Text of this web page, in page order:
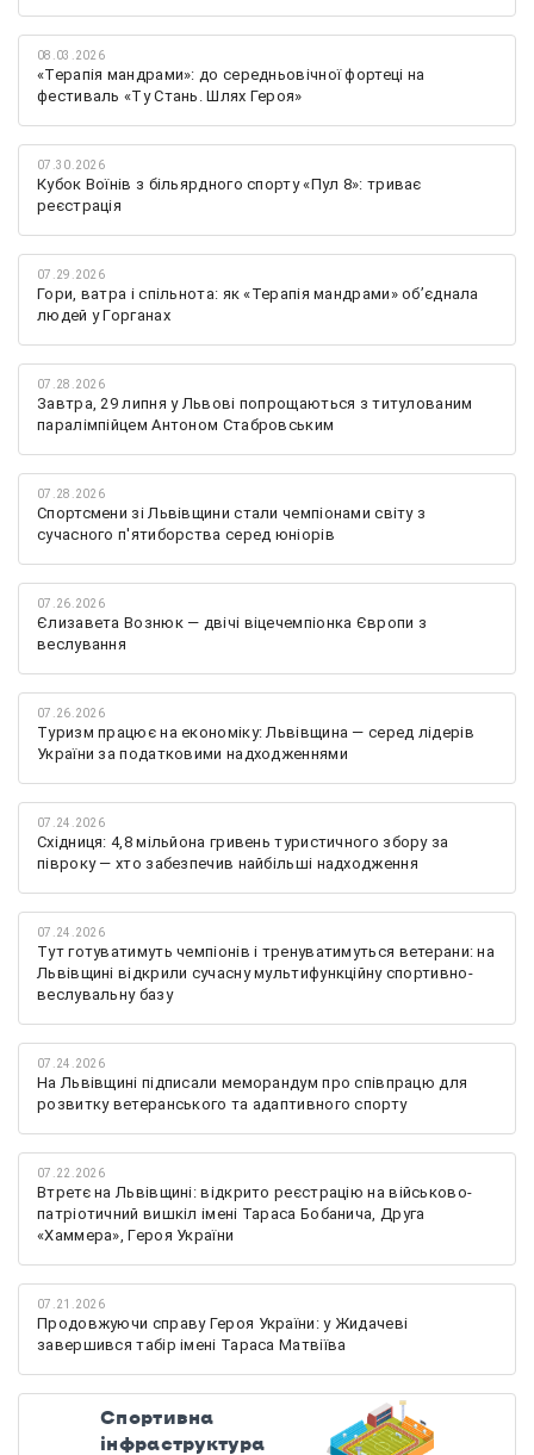
08.03.2026
«Терапія мандрами»: до середньовічної фортеці на
фестиваль «Ту Стань. Шлях Героя»
07.30.2026
Кубок Воїнів з більярдного спорту «Пул 8»: триває
реєстрація
07.29.2026
Гори, ватра і спільнота: як «Терапія мандрами» об’єднала
людей у Горганах
07.28.2026
Завтра, 29 липня у Львові попрощаються з титулованим
паралімпійцем Антоном Стабровським
07.28.2026
Спортсмени зі Львівщини стали чемпіонами світу з
сучасного п'ятиборства серед юніорів
07.26.2026
Єлизавета Вознюк — двічі віцечемпіонка Європи з
веслування
07.26.2026
Туризм працює на економіку: Львівщина — серед лідерів
України за податковими надходженнями
07.24.2026
Східниця: 4,8 мільйона гривень туристичного збору за
півроку — хто забезпечив найбільші надходження
07.24.2026
Тут готуватимуть чемпіонів і тренуватимуться ветерани: на
Львівщині відкрили сучасну мультифункційну спортивно-
веслувальну базу
07.24.2026
На Львівщині підписали меморандум про співпрацю для
розвитку ветеранського та адаптивного спорту
07.22.2026
Втретє на Львівщині: відкрито реєстрацію на військово-
патріотичний вишкіл імені Тараса Бобанича, Друга
«Хаммера», Героя України
07.21.2026
Продовжуючи справу Героя України: у Жидачеві
завершився табір імені Тараса Матвіїва
Спортивна
інфраструктура